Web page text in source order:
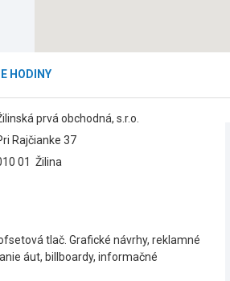
HODINY
prvá obchodná, s.r.o.
Rajčianke 37
01 Žilina
tlač. Grafické návrhy, reklamné
áut, billboardy, informačné